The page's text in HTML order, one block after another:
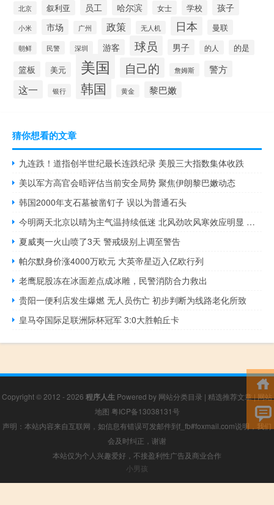
北京 叙利亚 员工 哈尔滨 女士 学校 孩子
小米 市场 广州 政策 无人机 日本 曼联
朝鲜 民警 深圳 游客 球员 男子 的人 的是
篮板 美元 美国 自己的 詹姆斯 警方
这一 银行 韩国 黄金 黎巴嫩
猜你想看的文章
九连跌！道指创半世纪最长连跌纪录 美股三大指数集体收跌
美以军方高官会晤评估当前安全局势 聚焦伊朗黎巴嫩动态
韩国2000年支石墓被凿钉子 误以为普通石头
今明两天北京以晴为主气温持续低迷 北风劲吹风寒效应明显 防寒保暖需加强
夏威夷一火山喷了3天 警戒级别上调至警告
帕尔默身价涨4000万欧元 大英帝星迈入亿欧行列
老鹰屁股冻在冰面差点成冰雕，民警消防合力救出
贵阳一便利店发生爆燃 无人员伤亡 初步判断为线路老化所致
皇马夺国际足联洲际杯冠军 3:0大胜帕丘卡
Copyright © 2012 - 2026 程序人生 Powered by 网站分类目录 | 精选推荐文章|网站
地图 粤ICP备13038131号
声明：本站内容来自互联网，如信息有错误可发邮件到f_fb#foxmail.com说明，我们
会及时纠正，谢谢
本站仅为个人兴趣爱好，不接盈利性广告及商业合作
小男孩